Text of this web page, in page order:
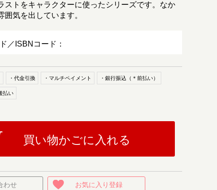
ストをキャラクターに使ったシリーズです。なか
気を出しています。
／ISBNコード：
・代金引換 ・マルチペイメント ・銀行振込（＊前払い）
払い
買い物かごに入れる
わせ お気に入り登録